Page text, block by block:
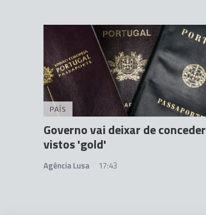
PAÍS
Governo vai deixar de conceder
vistos 'gold'
Agência Lusa 17:43